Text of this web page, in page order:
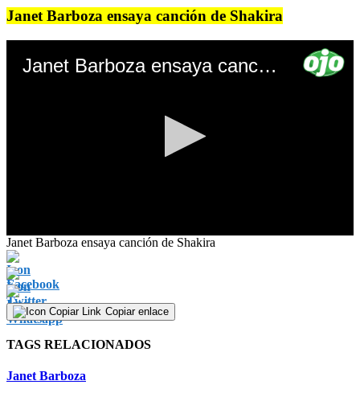
Janet Barboza ensaya canción de Shakira
Janet Barboza ensaya canción de Shakira
0
seconds
of
0
seconds
Janet Barboza ensaya canción de Shakira
Copiar enlace
TAGS RELACIONADOS
Janet Barboza